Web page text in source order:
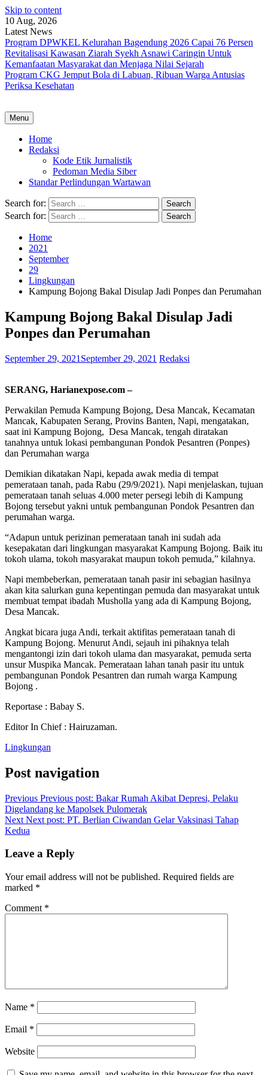
Skip to content
10 Aug, 2026
Latest News
Program DPWKEL Kelurahan Bagendung 2026 Capai 76 Persen
Revitalisasi Kawasan Ziarah Syekh Asnawi Caringin Untuk
Kemanfaatan Masyarakat dan Menjaga Nilai Sejarah
Program CKG Jemput Bola di Labuan, Ribuan Warga Antusias
Periksa Kesehatan
Menu
Home
Redaksi
Kode Etik Jurnalistik
Pedoman Media Siber
Standar Perlindungan Wartawan
Search for:
Search for:
Home
2021
September
29
Lingkungan
Kampung Bojong Bakal Disulap Jadi Ponpes dan Perumahan
Kampung Bojong Bakal Disulap Jadi
Ponpes dan Perumahan
September 29, 2021 September 29, 2021 Redaksi
SERANG, Harianexpose.com –
Perwakilan Pemuda Kampung Bojong, Desa Mancak, Kecamatan
Mancak, Kabupaten Serang, Provins Banten, Napi, mengatakan,
saat ini Kampung Bojong, Desa Mancak, tengah diratakan
tanahnya untuk lokasi pembangunan Pondok Pesantren (Ponpes)
dan Perumahan warga
Demikian dikatakan Napi, kepada awak media di tempat
pemerataan tanah, pada Rabu (29/9/2021). Napi menjelaskan, tujuan
pemerataan tanah seluas 4.000 meter persegi lebih di Kampung
Bojong tersebut yakni untuk pembangunan Pondok Pesantren dan
perumahan warga.
“Adapun untuk perizinan pemerataan tanah ini sudah ada
kesepakatan dari lingkungan masyarakat Kampung Bojong. Baik itu
tokoh ulama, tokoh masyarakat maupun tokoh pemuda,” kilahnya.
Napi membeberkan, pemerataan tanah pasir ini sebagian hasilnya
akan kita salurkan guna kepentingan pemuda dan masyarakat untuk
membuat tempat ibadah Musholla yang ada di Kampung Bojong,
Desa Mancak.
Angkat bicara juga Andi, terkait aktifitas pemerataan tanah di
Kampung Bojong. Menurut Andi, sejauh ini pihaknya telah
mengantongi izin dari tokoh ulama dan masyarakat, pemuda serta
unsur Muspika Mancak. Pemerataan lahan tanah pasir itu untuk
pembangunan Pondok Pesantren dan rumah warga Kampung
Bojong .
Reportase : Babay S.
Editor In Chief : Hairuzaman.
Lingkungan
Post navigation
Previous Previous post: Bakar Rumah Akibat Depresi, Pelaku
Digelandang ke Mapolsek Pulomerak
Next Next post: PT. Berlian Ciwandan Gelar Vaksinasi Tahap
Kedua
Leave a Reply
Your email address will not be published. Required fields are
marked *
Comment *
Name *
Email *
Website